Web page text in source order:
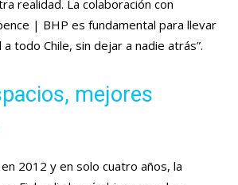
realidad. La colaboración con
| BHP es fundamental para llevar
todo Chile, sin dejar a nadie atrás”.
mejores
2012 y en solo cuatro años, la